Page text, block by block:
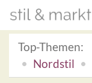
Top-Themen:
Nordstil